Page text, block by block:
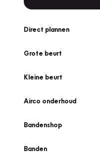
Direct plannen
Grote beurt
Kleine beurt
Airco onderhoud
Bandenshop
Banden